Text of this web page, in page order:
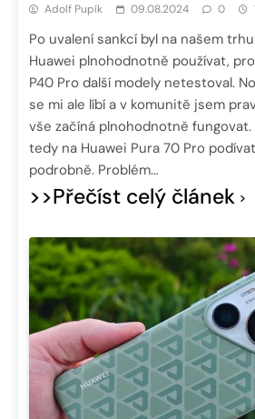
Adolf Pupík 09.08.2024 0
Po uvalení sankcí byl na našem
Huawei plnohodnotně používat,
P40 Pro další modely netestoval.
se mi ale líbí a v komunitě jsem
vše začíná plnohodnotně fungovat.
tedy na Huawei Pura 70 Pro
podrobně. Problém…
>>Přečíst celý článek